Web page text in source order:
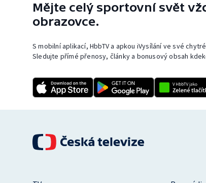
Mějte celý sportovní svět
obrazovce.
S mobilní aplikací, HbbTV a apkou iVysílání ve své
Sledujte přímé přenosy, články a bonusový obsah